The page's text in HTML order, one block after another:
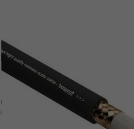
Soundking GA 202
Mikrofonkabel
Mikrofonkabel
0,99 €